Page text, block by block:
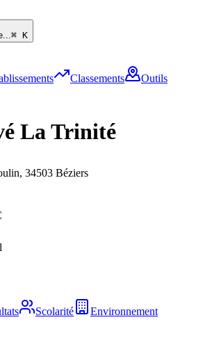
⌘ K
Classements
Outils
La Trinité
, 34503 Béziers
Scolarité Environnement